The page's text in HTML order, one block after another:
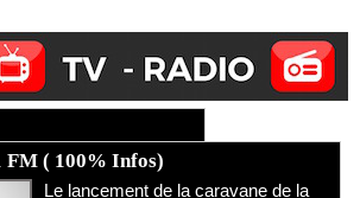
FM ( 100% Infos)
Le lancement de la caravane de la